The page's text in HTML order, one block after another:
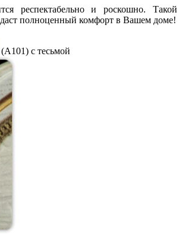
респектабельно и роскошно. Такой
полноценный комфорт в Вашем доме!
с тесьмой